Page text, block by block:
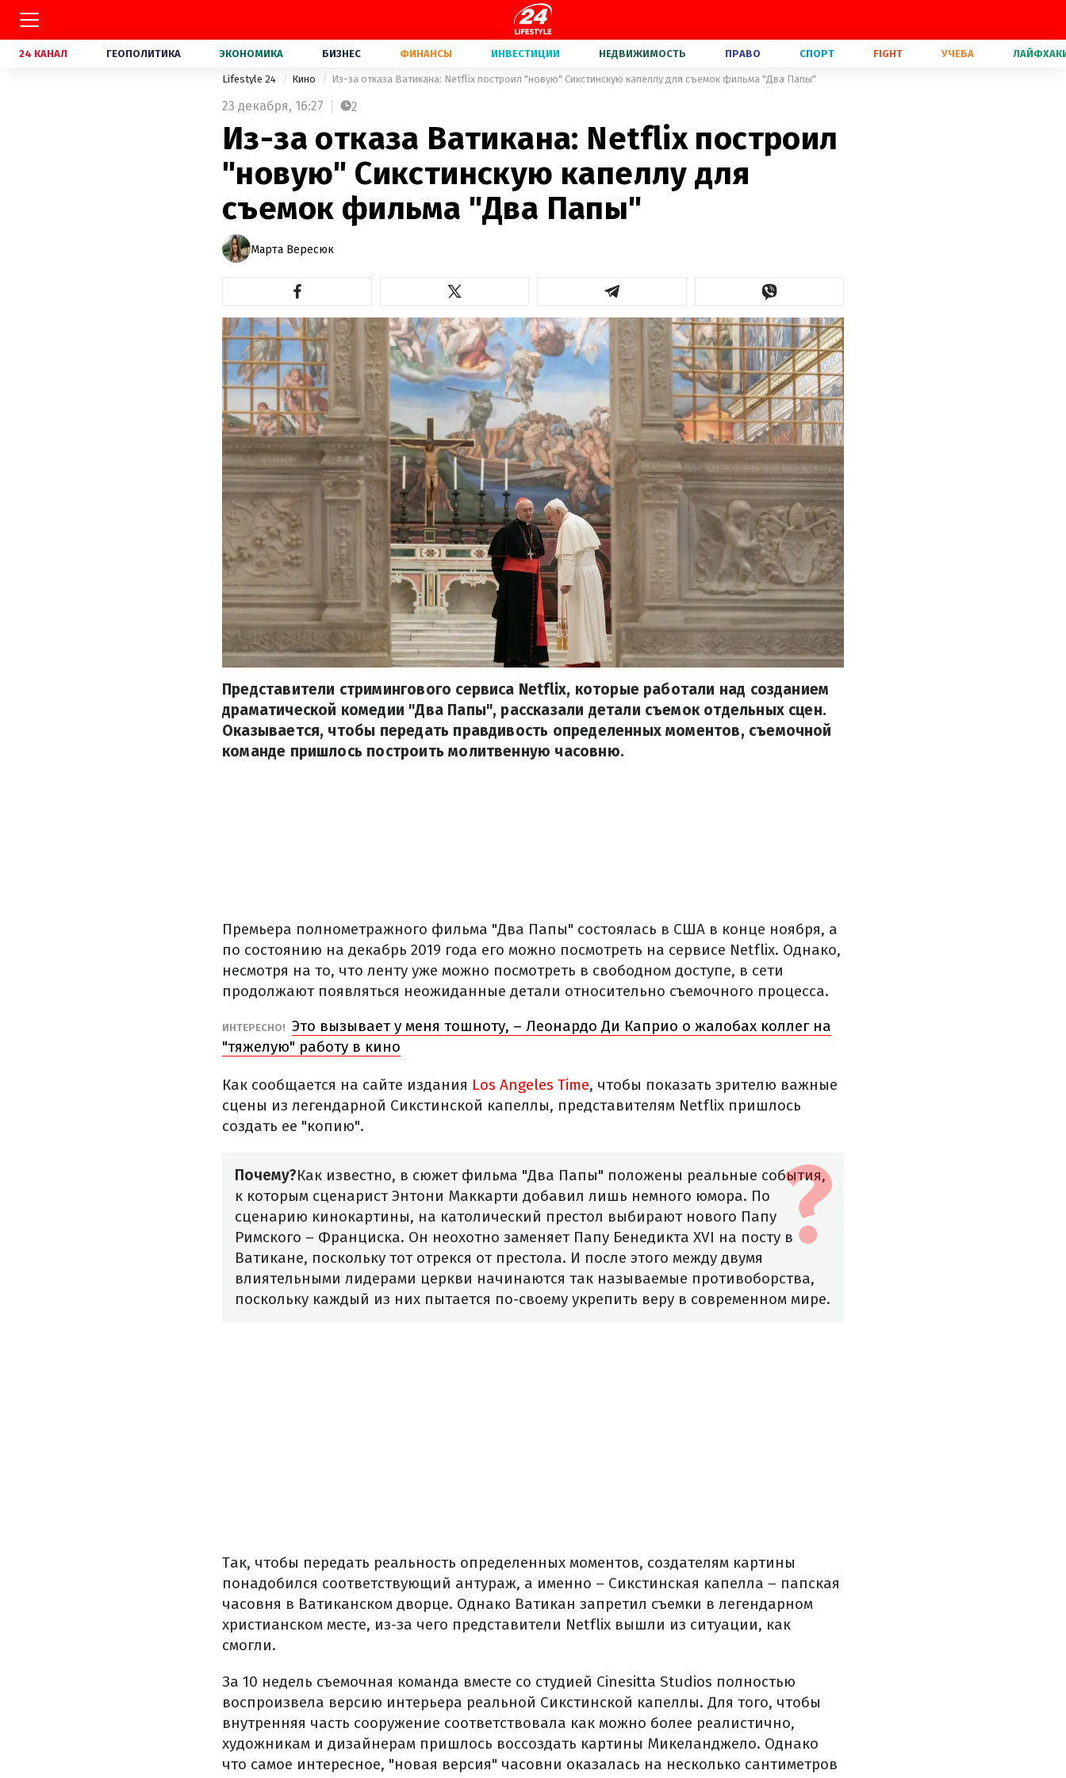
24 КАНАЛ ГЕОПОЛИТИКА ЭКОНОМИКА БИЗНЕС ФИНАНСЫ ИНВЕСТИЦИИ НЕДВИЖИМОСТЬ ПРАВО СПОРТ FIGHT УЧЕБА
Lifestyle 24 Кино Из-за отказа Ватикана: Netflix построил "новую" Сикстинскую капеллу для съемок фильма "Два Папы"
23 декабря, 16:27 2
Из-за отказа Ватикана: Netflix построил
"новую" Сикстинскую капеллу для
съемок фильма "Два Папы"
Марта Вересюк
Представители стримингового сервиса Netflix, которые работали над созданием
драматической комедии "Два Папы", рассказали детали съемок отдельных сцен.
Оказывается, чтобы передать правдивость определенных моментов, съемочной
команде пришлось построить молитвенную часовню.
Премьера полнометражного фильма "Два Папы" состоялась в США в конце ноября, а
по состоянию на декабрь 2019 года его можно посмотреть на сервисе Netflix. Однако,
несмотря на то, что ленту уже можно посмотреть в свободном доступе, в сети
продолжают появляться неожиданные детали относительно съемочного процесса.
ИНТЕРЕСНО! Это вызывает у меня тошноту, – Леонардо Ди Каприо о жалобах коллег на
"тяжелую" работу в кино
Как сообщается на сайте издания Los Angeles Time, чтобы показать зрителю важные
сцены из легендарной Сикстинской капеллы, представителям Netflix пришлось
создать ее "копию".
Почему?Как известно, в сюжет фильма "Два Папы" положены реальные события,
к которым сценарист Энтони Маккарти добавил лишь немного юмора. По
сценарию кинокартины, на католический престол выбирают нового Папу
Римского – Франциска. Он неохотно заменяет Папу Бенедикта XVI на посту в
Ватикане, поскольку тот отрекся от престола. И после этого между двумя
влиятельными лидерами церкви начинаются так называемые противоборства,
поскольку каждый из них пытается по-своему укрепить веру в современном мире.
Так, чтобы передать реальность определенных моментов, создателям картины
понадобился соответствующий антураж, а именно – Сикстинская капелла – папская
часовня в Ватиканском дворце. Однако Ватикан запретил съемки в легендарном
христианском месте, из-за чего представители Netflix вышли из ситуации, как
смогли.
За 10 недель съемочная команда вместе со студией Cinesitta Studios полностью
воспроизвела версию интерьера реальной Сикстинской капеллы. Для того, чтобы
внутренняя часть сооружение соответствовала как можно более реалистично,
художникам и дизайнерам пришлось воссоздать картины Микеланджело. Однако
что самое интересное, "новая версия" часовни оказалась на несколько сантиметров